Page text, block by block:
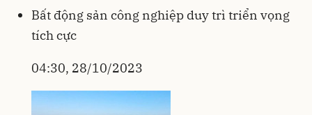
Bất động sản công nghiệp duy trì triển vọng
tích cực
04:30, 28/10/2023